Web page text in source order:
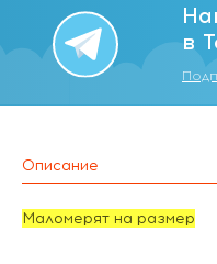
в
Описание
Маломерят на размер